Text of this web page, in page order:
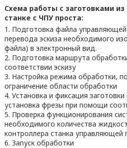
Схема работы с заготовками
станке с ЧПУ проста:
Подготовка файла
перевода эскиза необходимого
файла) в электронный вид.
Подготовка маршрута
соответствии эскизу
Настройка режима обработки,
ограничение области обработки
Установка и фиксация
установка фрезы при помощи
Проверка функционирования
необходимого количества
контроллера станка управляющей
Запуск обработки